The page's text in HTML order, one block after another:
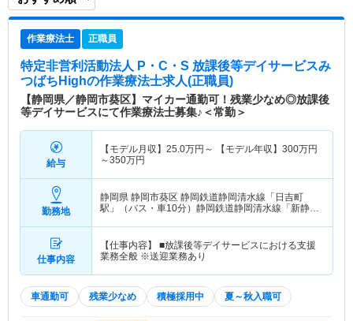
作業療法士 正職員
特定非営利活動法人 P・C・S 放課後等デイサービスみ
つばちHighの作業療法士求人(正職員)
【静岡県／静岡市葵区】マイカー通勤可！残業少なめ◎放課後
等デイサービスにて作業療法士募集♪＜常勤＞
給与
【モデル月収】 25.0万円～ 【モデル年収】 300万円
～350万円
勤務地
静岡県 静岡市葵区 静岡鉄道静岡清水線「日吉町
駅」（バス・車10分）静岡鉄道静岡清水線「新静岡
仕事内容
【仕事内容】 ■放課後等デイサービスにおける支援
業務全般 ※送迎業務あり
車通勤可 残業少なめ 積極採用中 夏～秋入職可